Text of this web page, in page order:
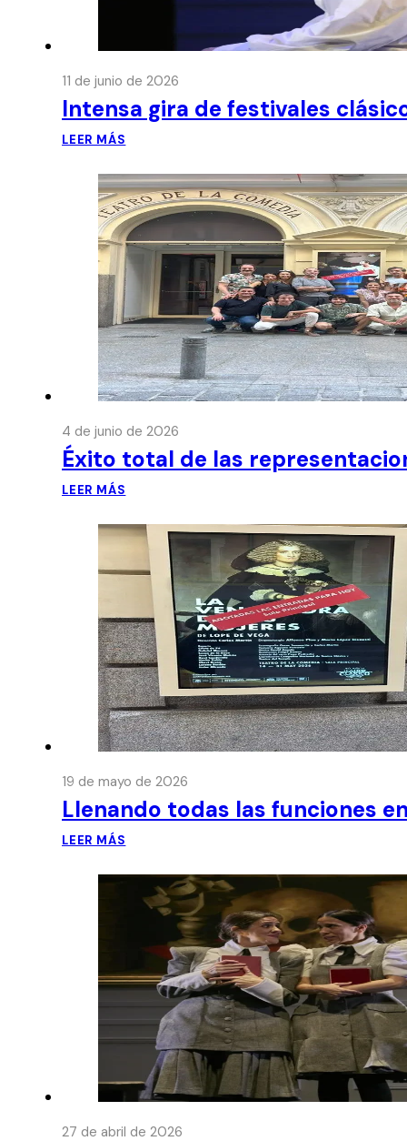
11 de junio de 2026
Intensa gira de festivales
LEER MÁS
4 de junio de 2026
Éxito total de las
LEER MÁS
19 de mayo de 2026
Llenando todas las funciones
LEER MÁS
27 de abril de 2026